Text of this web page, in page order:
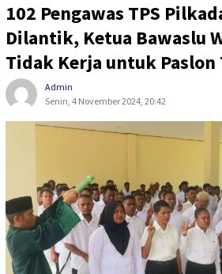
102 Pengawas TPS
Dilantik, Ketua Bawaslu
Tidak Kerja untuk
Admin
Senin, 4 November 2024, 20:42